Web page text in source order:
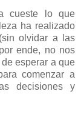
cueste lo que
ha realizado
olvidar a las
ende, no nos
esperar a que
comenzar a
decisiones y